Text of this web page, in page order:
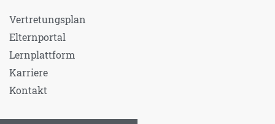
Vertretungsplan
Elternportal
Lernplattform
Karriere
Kontakt